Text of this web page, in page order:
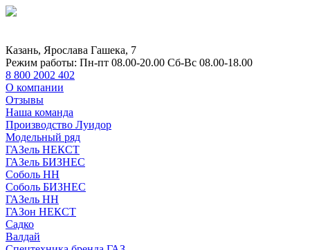
Казань, Ярослава Гашека, 7
Режим работы: Пн-пт 08.00-20.00 Сб-Вс 08.00-18.00
8 800 2002 402
О компании
Отзывы
Наша команда
Производство Луидор
Модельный ряд
ГАЗель НЕКСТ
ГАЗель БИЗНЕС
Соболь НН
Соболь БИЗНЕС
ГАЗель НН
ГАЗон НЕКСТ
Садко
Валдай